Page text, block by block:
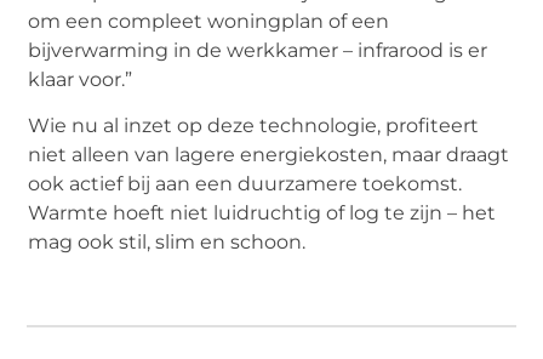
om een compleet woningplan of een
bijverwarming in de werkkamer – infrarood is er
klaar voor.”
Wie nu al inzet op deze technologie, profiteert
niet alleen van lagere energiekosten, maar draagt
ook actief bij aan een duurzamere toekomst.
Warmte hoeft niet luidruchtig of log te zijn – het
mag ook stil, slim en schoon.